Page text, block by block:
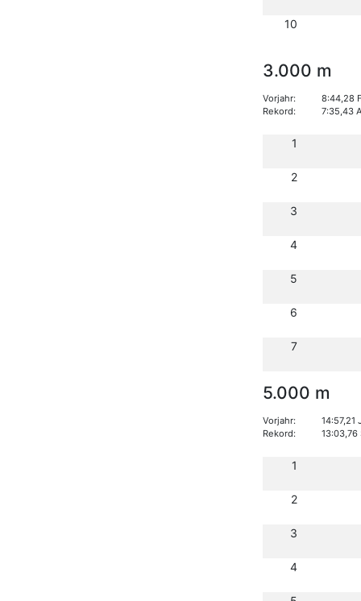
10
3.000 m
Vorjahr:
8:44,28
Rekord:
7:35,43
1
2
3
4
5
6
7
5.000 m
Vorjahr:
14:57,21
Rekord:
1
2
3
4